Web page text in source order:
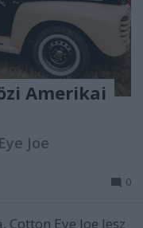
Amerikai
Joe
0
Eye Joe lesz